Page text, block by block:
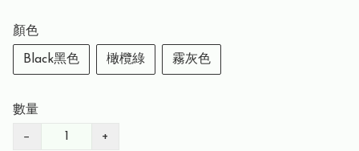
顏色
Black黑色 橄欖綠 霧灰色
數量
− +